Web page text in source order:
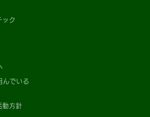
ック
んでいる
動方針